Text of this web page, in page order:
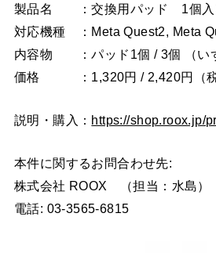
製品名 ：交換用パッド 1個入
対応機種 ：Meta Quest2, Meta
内容物 ：パッド1個 / 3個 （いず
価格 ：1,320円 / 2,420円（税
説明・購入： https://shop.roox.jp/
本件に関するお問合わせ先:
株式会社 ROOX （担当：水島）
電話: 03-3565-6815